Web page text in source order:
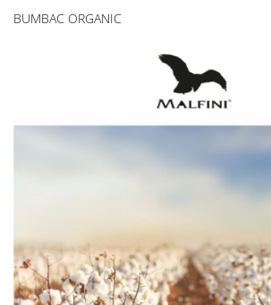
BUMBAC ORGANIC